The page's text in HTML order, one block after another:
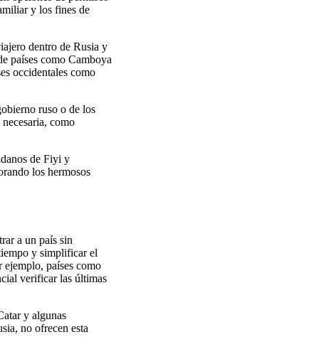
y los fines de
dentro de Rusia y
países como Camboya
occidentales como
ruso o de los
como
de Fiyi y
los hermosos
a un país sin
y simplificar el
países como
verificar las últimas
y algunas
no ofrecen esta